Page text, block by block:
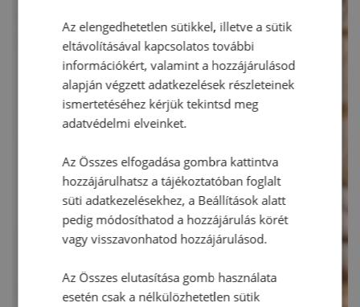
Az elengedhetetlen sütikkel, illetve a sütik
eltávolításával kapcsolatos további
információkért, valamint a hozzájárulásod
alapján végzett adatkezelések részleteinek
ismertetéséhez kérjük tekintsd meg
adatvédelmi elveinket.
Az Összes elfogadása gombra kattintva
hozzájárulhatsz a tájékoztatóban foglalt
süti adatkezelésekhez, a Beállítások alatt
pedig módosíthatod a hozzájárulás körét
vagy visszavonhatod hozzájárulásod.
Az Összes elutasítása gomb használata
esetén csak a nélkülözhetetlen sütik